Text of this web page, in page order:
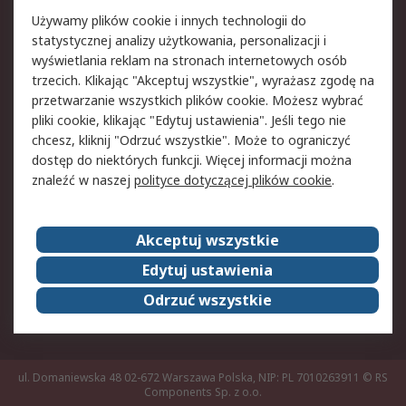
Aspekty prawne
Bezpieczeństwo e-
maila
Polityka dotycząca
plików cookie
Polityka prywatności
Użytkowanie witryny
Zastrzeżenia prawne
Warunki Sprzedaży
Kontakt
O firmie RS
RS na świecie
Kariera
Nagrody dla RS
ESG
ul. Domaniewska 48 02-672 Warszawa Polska, NIP: PL 7010263911 © RS
Components Sp. z o.o.
Używamy plików cookie i innych technologii do
statystycznej analizy użytkowania, personalizacji i
wyświetlania reklam na stronach internetowych osób
trzecich. Klikając "Akceptuj wszystkie", wyrażasz zgodę na
przetwarzanie wszystkich plików cookie. Możesz wybrać
pliki cookie, klikając "Edytuj ustawienia". Jeśli tego nie
chcesz, kliknij "Odrzuć wszystkie". Może to ograniczyć
dostęp do niektórych funkcji. Więcej informacji można
znaleźć w naszej polityce dotyczącej plików cookie.
Akceptuj wszystkie
Edytuj ustawienia
Odrzuć wszystkie